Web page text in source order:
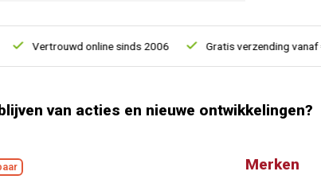
Vertrouwd online sinds 2006 Gratis verzending vanaf €
van acties en nieuwe ontwikkelingen?
Merken